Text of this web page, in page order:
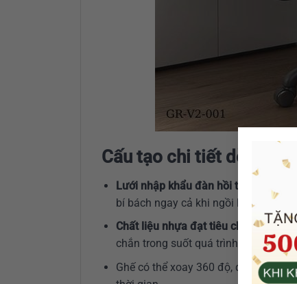
Cấu tạo chi tiết dòng
Lưới nhập khẩu đàn hồi thoáng khí:
bí bách ngay cả khi ngồi lâu. Lưới
Chất liệu nhựa đạt tiêu chuẩn quốc
chắn trong suốt quá trình sử dụng.
Ghế có thể xoay 360 độ, dễ dàng di